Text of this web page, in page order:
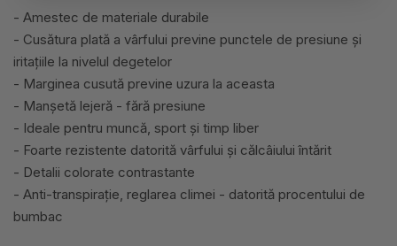
- Amestec de materiale durabile
- Cusătura plată a vârfului previne punctele de presiune și
iritațiile la nivelul degetelor
- Marginea cusută previne uzura la aceasta
- Manșetă lejeră - fără presiune
- Ideale pentru muncă, sport și timp liber
- Foarte rezistente datorită vârfului și călcâiului întărit
- Detalii colorate contrastante
- Anti-transpirație, reglarea climei - datorită procentului de
bumbac